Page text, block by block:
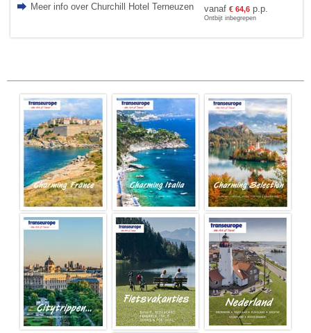
Meer info over Churchill Hotel Terneuzen vanaf € 64,6p.p.
Ontbijt inbegrepen